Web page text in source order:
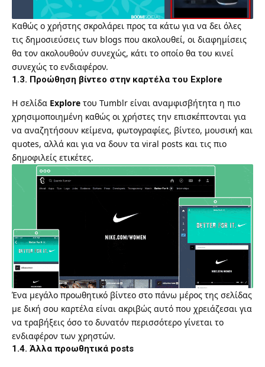
Καθώς ο χρήστης σκρολάρει προς τα κάτω για να δει όλες
τις δημοσιεύσεις των blogs που ακολουθεί, οι διαφημίσεις
θα τον ακολουθούν συνεχώς, κάτι το οποίο θα του κινεί
συνεχώς το ενδιαφέρον.
1.3. Προώθηση βίντεο στην καρτέλα του Explore
Η σελίδα Explore του Tumblr είναι αναμφισβήτητα η πιο
χρησιμοποιημένη καθώς οι χρήστες την επισκέπτονται για
να αναζητήσουν κείμενα, φωτογραφίες, βίντεο, μουσική και
quotes, αλλά και για να δουν τα viral posts και τις πιο
δημοφιλείς ετικέτες.
Ένα μεγάλο προωθητικό βίντεο στο πάνω μέρος της σελίδας
με δική σου καρτέλα είναι ακριβώς αυτό που χρειάζεσαι για
να τραβήξεις όσο το δυνατόν περισσότερο γίνεται το
ενδιαφέρον των χρηστών.
1.4. Άλλα προωθητικά posts